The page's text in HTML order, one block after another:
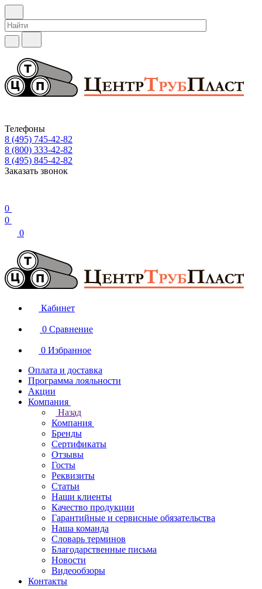
Телефоны
8 (495) 745-42-82
8 (800) 333-42-82
8 (495) 845-42-82
Заказать звонок
0
0
0
Кабинет
0 Сравнение
0 Избранное
Оплата и доставка
Программа лояльности
Акции
Компания
Назад
Компания
Бренды
Сертификаты
Отзывы
Госты
Реквизиты
Статьи
Наши клиенты
Качество продукции
Гарантийные и сервисные обязательства
Наша команда
Словарь терминов
Благодарственные письма
Новости
Видеообзоры
Контакты